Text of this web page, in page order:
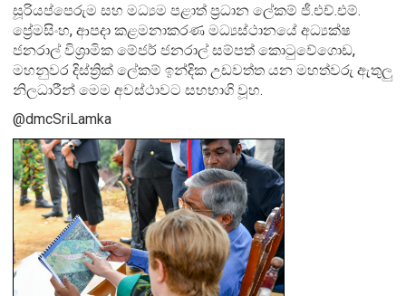
සූරියප්පෙරුම සහ මධ්‍යම පළාත් ප්‍රධාන ලේකම් ජී.එච්.එම්.
ප්‍රේමසිංහ, ආපදා කළමනාකරණ මධ්‍යස්ථානයේ අධ්‍යක්ෂ
ජනරාල් විශ්‍රාමික මේජර් ජනරාල් සම්පත් කොටුවේගොඩ,
මහනුවර දිස්ත්‍රික් ලේකම් ඉන්දික උඩවත්ත යන මහත්වරු ඇතුලු
නිලධාරීන් මෙම අවස්ථාවට සහභාගි වූහ.
@dmcSriLamka